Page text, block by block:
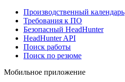
Производственный календарь
Требования к ПО
Безопасный HeadHunter
HeadHunter API
Поиск работы
Поиск по резюме
Мобильное приложение